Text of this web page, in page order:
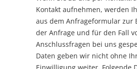
Kontakt aufnehmen, werden
aus dem Anfrageformular zur
der Anfrage und für den Fall
Anschlussfragen bei uns
Daten geben wir nicht ohne